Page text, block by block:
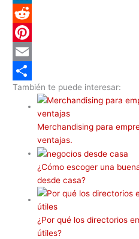
t
s
A
p
p
c
e
b
o
o
w
t
e
L
n
k
e
R
e
d
d
P
n
E
m
C
También te puede interesar:
Merchandising para
ventajas.
¿Cómo escoger una
desde casa?
¿Por qué los directorios
útiles?